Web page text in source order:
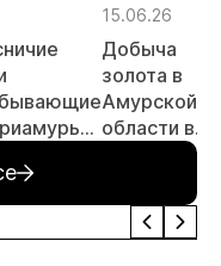
15.06.26
Добыча
золота в
Амурской
области в
январе-мае
на 1,8%